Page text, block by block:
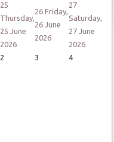
25
Thursday,
25 June
2026
26 Friday,
26 June
2026
27
Saturday,
27 June
2026
2 3 4